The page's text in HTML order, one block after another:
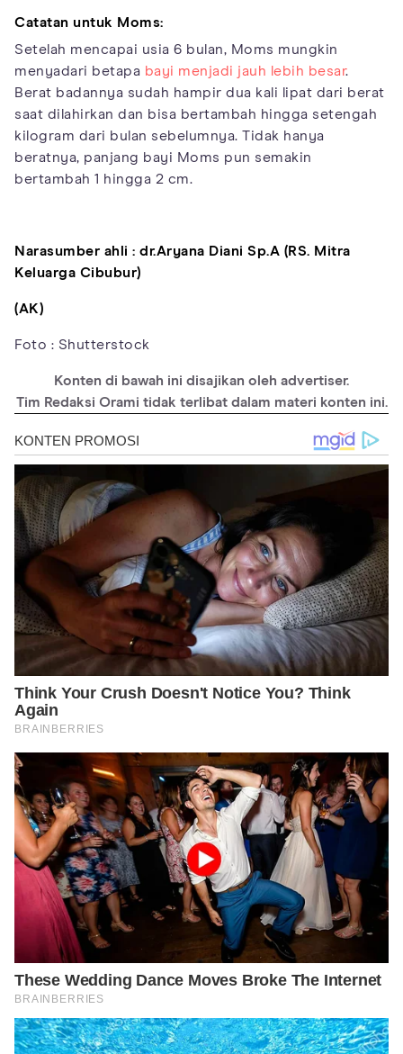
Catatan untuk Moms:
Setelah mencapai usia 6 bulan, Moms mungkin
menyadari betapa bayi menjadi jauh lebih besar.
Berat badannya sudah hampir dua kali lipat dari berat
saat dilahirkan dan bisa bertambah hingga setengah
kilogram dari bulan sebelumnya. Tidak hanya
beratnya, panjang bayi Moms pun semakin
bertambah 1 hingga 2 cm.
Narasumber ahli : dr.Aryana Diani Sp.A (RS. Mitra
Keluarga Cibubur)
(AK)
Foto : Shutterstock
Konten di bawah ini disajikan oleh advertiser.
Tim Redaksi Orami tidak terlibat dalam materi konten ini.